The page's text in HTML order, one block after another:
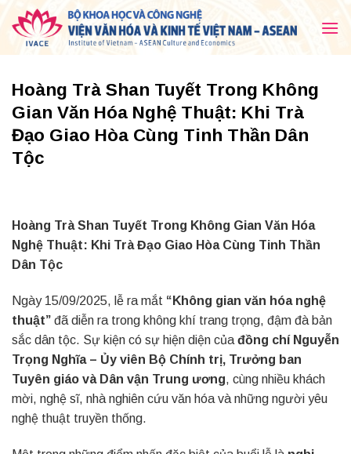
content
Hoàng Trà Shan Tuyết Trong Không
Gian Văn Hóa Nghệ Thuật: Khi Trà
Đạo Giao Hòa Cùng Tinh Thần Dân
Tộc
Hoàng Trà Shan Tuyết Trong Không Gian Văn Hóa
Nghệ Thuật: Khi Trà Đạo Giao Hòa Cùng Tinh Thần
Dân Tộc
Ngày 15/09/2025, lễ ra mắt “Không gian văn hóa nghệ
thuật” đã diễn ra trong không khí trang trọng, đậm đà bản
sắc dân tộc. Sự kiện có sự hiện diện của đồng chí Nguyễn
Trọng Nghĩa – Ủy viên Bộ Chính trị, Trưởng ban
Tuyên giáo và Dân vận Trung ương, cùng nhiều khách
mời, nghệ sĩ, nhà nghiên cứu văn hóa và những người yêu
nghệ thuật truyền thống.